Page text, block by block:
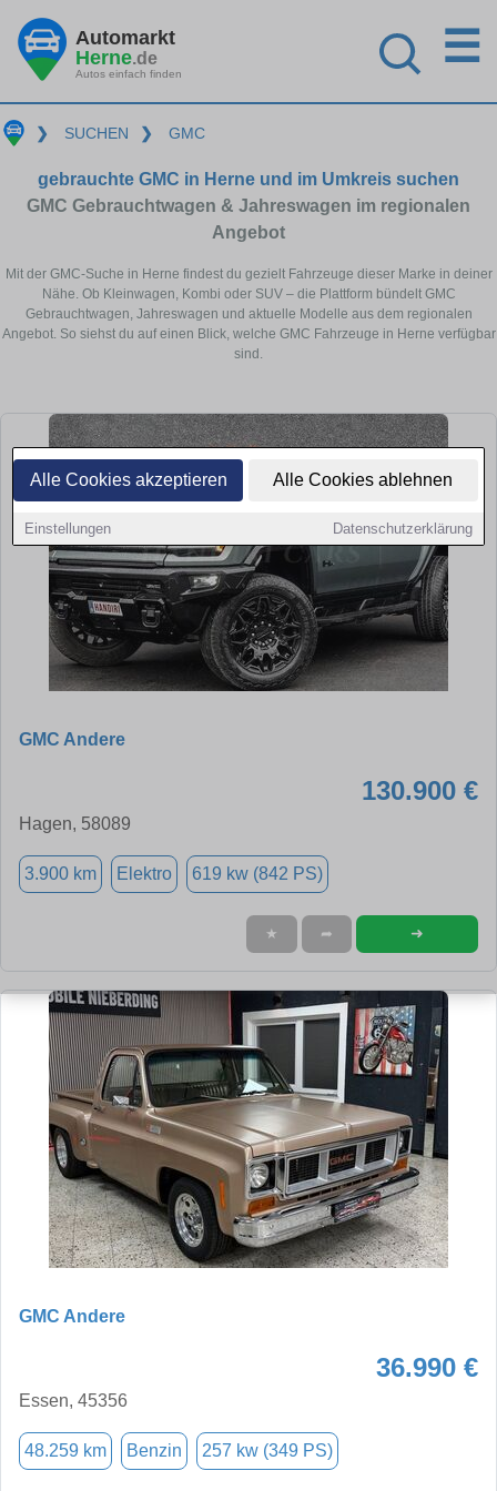
Alle Cookies akzeptieren Alle Cookies ablehnen
Einstellungen Datenschutzerklärung
Automarkt
Herne.de
Autos einfach finden
☰
❯ SUCHEN ❯ GMC
gebrauchte GMC in Herne und im Umkreis suchen
GMC Gebrauchtwagen & Jahreswagen im regionalen
Angebot
Mit der GMC-Suche in Herne findest du gezielt Fahrzeuge dieser Marke in deiner
Nähe. Ob Kleinwagen, Kombi oder SUV – die Plattform bündelt GMC
Gebrauchtwagen, Jahreswagen und aktuelle Modelle aus dem regionalen
Angebot. So siehst du auf einen Blick, welche GMC Fahrzeuge in Herne verfügbar
sind.
GMC Andere
130.900 €
Hagen, 58089
3.900 km Elektro 619 kw (842 PS)
★ ➦ ➜
GMC Andere
36.990 €
Essen, 45356
48.259 km Benzin 257 kw (349 PS)